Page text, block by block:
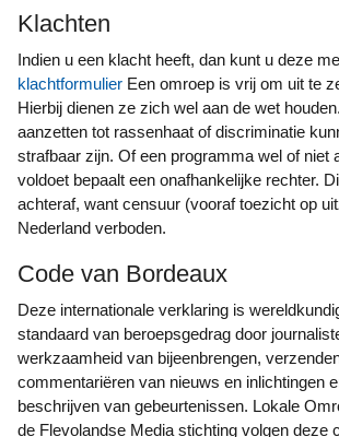
Klachten
Indien u een klacht heeft, dan kunt u deze
klachtformulier Een omroep is vrij om uit te
Hierbij dienen ze zich wel aan de wet
aanzetten tot rassenhaat of discriminatie
strafbaar zijn. Of een programma wel of niet
voldoet bepaalt een onafhankelijke rechter.
achteraf, want censuur (vooraf toezicht op
Nederland verboden.
Code van Bordeaux
Deze internationale verklaring is wereldkundig gemaakt als een
standaard van beroepsgedrag door
werkzaamheid van bijeenbrengen,
commentariëren van nieuws en inlichtingen
beschrijven van gebeurtenissen. Lokale
de Flevolandse Media stichting volgen deze